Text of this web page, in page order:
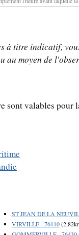
à titre indicatif,
au moyen de
sont valables
ST JEAN DE LA
VIRVILLE - 76110